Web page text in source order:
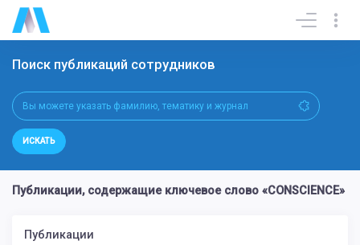
Поиск публикаций сотрудников
ИСКАТЬ
Публикации, содержащие ключевое слово «CONSCIENCE»
Публикации